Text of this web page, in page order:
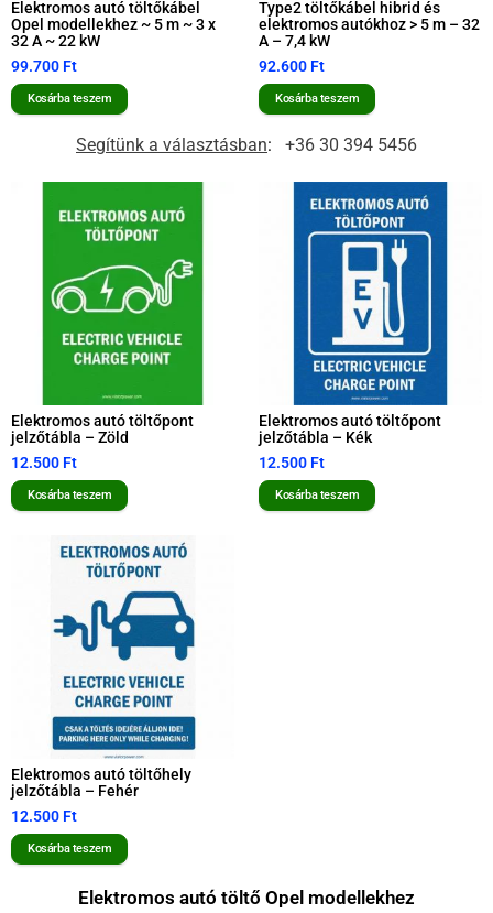
Elektromos autó töltőkábel
Opel modellekhez ~ 5 m ~ 3 x
32 A ~ 22 kW
99.700 Ft
Kosárba teszem
Type2 töltőkábel hibrid és
elektromos autókhoz > 5 m – 32
A – 7,4 kW
92.600 Ft
Kosárba teszem
Segítünk a választásban: +36 30 394 5456
Elektromos autó töltőpont
jelzőtábla – Zöld
12.500 Ft
Kosárba teszem
Elektromos autó töltőpont
jelzőtábla – Kék
12.500 Ft
Kosárba teszem
Elektromos autó töltőhely
jelzőtábla – Fehér
12.500 Ft
Kosárba teszem
Elektromos autó töltő Opel modellekhez